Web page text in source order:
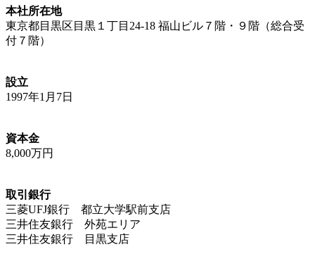
本社所在地
東京都目黒区目黒１丁目24-18 福山ビル７階・９階（総合受
付７階）
設立
1997年1月7日
資本金
8,000万円
取引銀行
三菱UFJ銀行 都立大学駅前支店
三井住友銀行 外苑エリア
三井住友銀行 目黒支店